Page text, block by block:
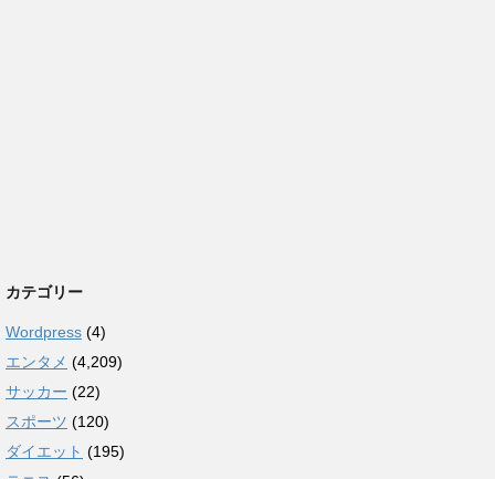
カテゴリー
Wordpress (4)
エンタメ (4,209)
サッカー (22)
スポーツ (120)
ダイエット (195)